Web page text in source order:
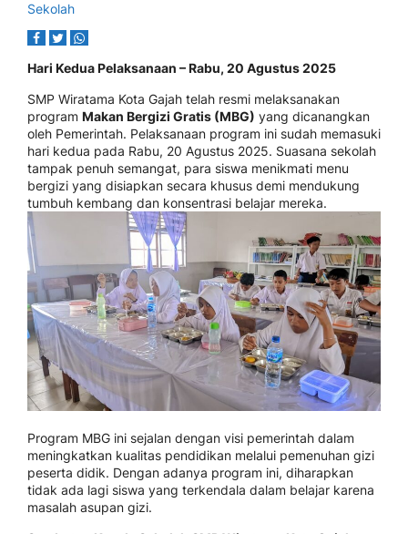
Sekolah
Hari Kedua Pelaksanaan – Rabu, 20 Agustus 2025
SMP Wiratama Kota Gajah telah resmi melaksanakan
program Makan Bergizi Gratis (MBG) yang dicanangkan
oleh Pemerintah. Pelaksanaan program ini sudah memasuki
hari kedua pada Rabu, 20 Agustus 2025. Suasana sekolah
tampak penuh semangat, para siswa menikmati menu
bergizi yang disiapkan secara khusus demi mendukung
tumbuh kembang dan konsentrasi belajar mereka.
Program MBG ini sejalan dengan visi pemerintah dalam
meningkatkan kualitas pendidikan melalui pemenuhan gizi
peserta didik. Dengan adanya program ini, diharapkan
tidak ada lagi siswa yang terkendala dalam belajar karena
masalah asupan gizi.